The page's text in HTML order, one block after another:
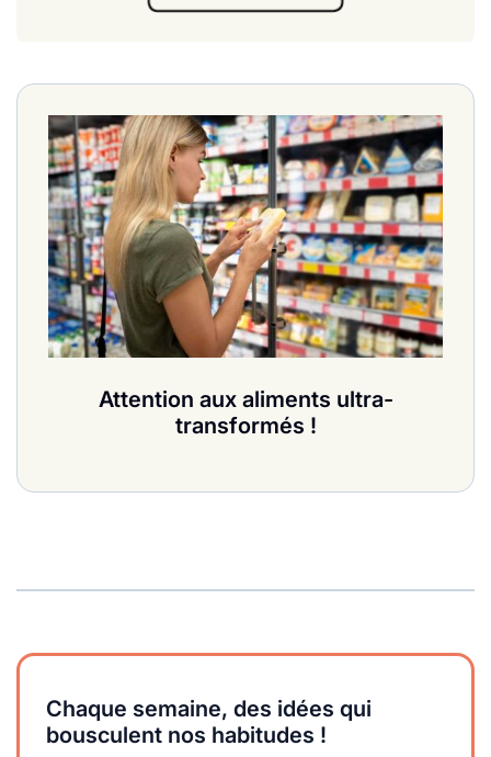
Attention aux aliments ultra-
transformés !
Chaque semaine, des idées qui
bousculent nos habitudes !